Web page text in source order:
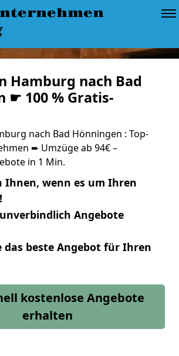
Hamburg nach Bad
☛ 100 % Gratis-
nach Bad Hönningen : Top-
➨ Umzüge ab 94€ –
in 1 Min.
Ihnen, wenn es um Ihren
Angebote
das beste Angebot für Ihren
kostenlose Angebote
erhalten